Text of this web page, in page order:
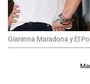
Gianinna Maradona y El